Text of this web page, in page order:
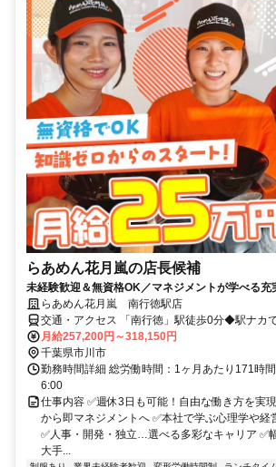
らあめん花月嵐の店長候補
未経験歓迎＆無資格OK／マネジメントが学べる充
らあめん花月嵐 南行徳駅店
交通・アクセス 「南行徳」駅徒歩0分◆駅ナカ
月給257,200円～318,150円
千葉県市川市
勤務時間詳細 総労働時間：1ヶ月あたり171時
6:00
仕事内容 ✅週休3日も可能！自由な働き方を実
から即マネジメントへ ✅本社で学ぶ心理学や経
✅人事・開発・独立…選べる多彩なキャリア ✅
大手...